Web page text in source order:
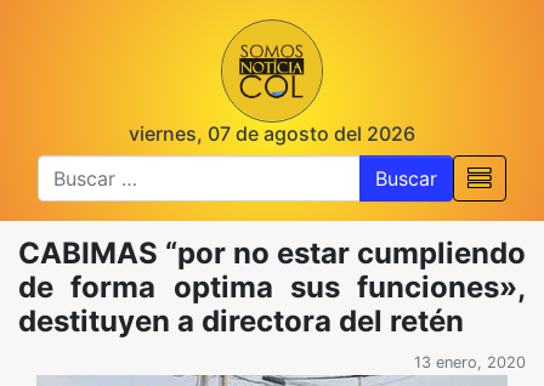
viernes, 07 de agosto del 2026
Buscar
CABIMAS “por no estar cumpliendo
de forma optima sus funciones»,
destituyen a directora del retén
13 enero, 2020